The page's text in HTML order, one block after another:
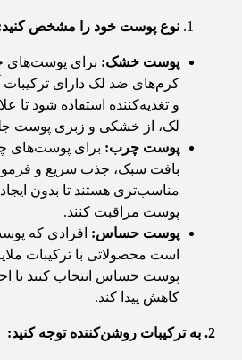
نوع پوست خود را مشخص کنید
پوست خشک: برای پوست‌های
کرم‌های ضد لک دارای
و تغذیه‌کننده استفاده شود تا
لک، از خشکی و زبری پوست
پوست چرب: برای پوست‌های
بافت سبک، جذب سریع و
مناسب‌تری هستند تا بدون
پوست مراقبت کنند.
پوست حساس: افرادی که
است محصولاتی با ترکیبات
پوست حساس انتخاب کنند تا
کاهش پیدا کند.
2. به ترکیبات روشن‌کننده توجه کنید :